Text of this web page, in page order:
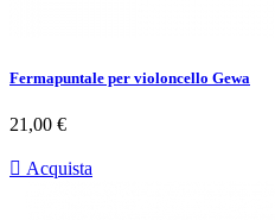
Fermapuntale per violoncello Gewa
Prezzo
21,00 €
 Acquista